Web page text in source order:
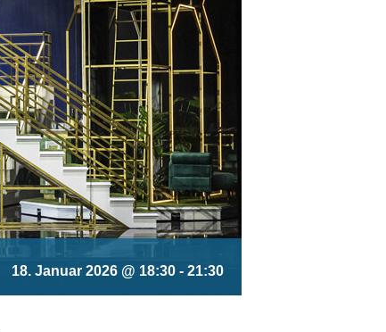
18. Januar 2026 @ 18:30 - 21:30